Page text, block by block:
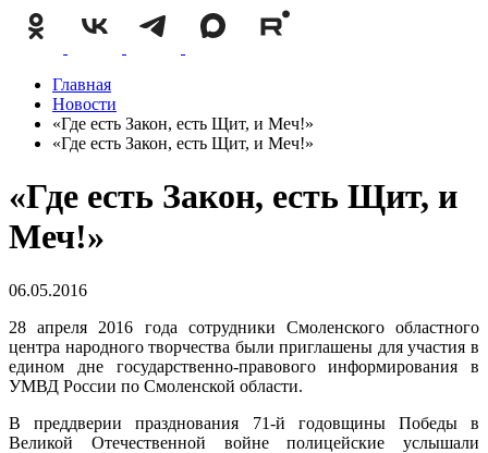
Главная
Новости
«Где есть Закон, есть Щит, и Меч!»
«Где есть Закон, есть Щит, и Меч!»
«Где есть Закон, есть Щит, и
Меч!»
06.05.2016
28 апреля 2016 года сотрудники Смоленского областного
центра народного творчества были приглашены для участия в
едином дне государственно-правового информирования в
УМВД России по Смоленской области.
В преддверии празднования 71-й годовщины Победы в
Великой Отечественной войне полицейские услышали